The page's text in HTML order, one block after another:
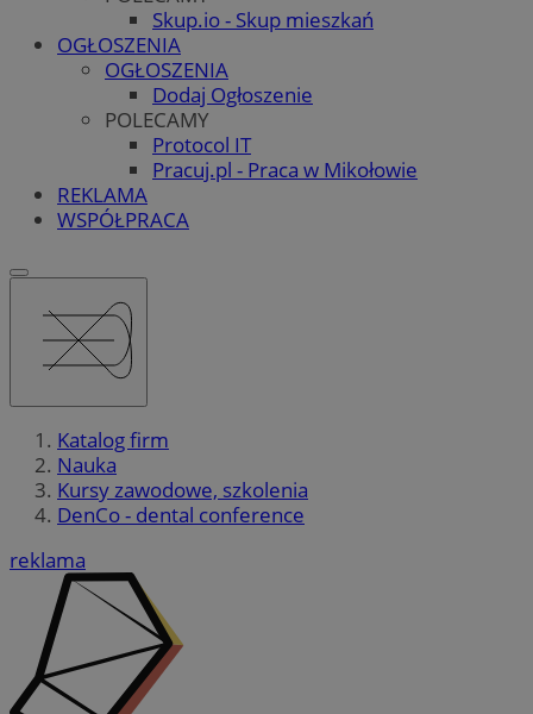
Skup.io - Skup mieszkań
OGŁOSZENIA
OGŁOSZENIA
Dodaj Ogłoszenie
POLECAMY
Protocol IT
Pracuj.pl - Praca w Mikołowie
REKLAMA
WSPÓŁPRACA
Katalog firm
Nauka
Kursy zawodowe, szkolenia
DenCo - dental conference
reklama